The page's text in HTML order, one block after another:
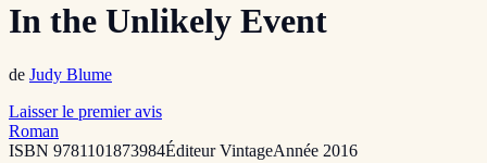
In the Unlikely Event
de Judy Blume
Laisser le premier avis
Roman
ISBN 9781101873984ÉditeurVintageAnnée 2016